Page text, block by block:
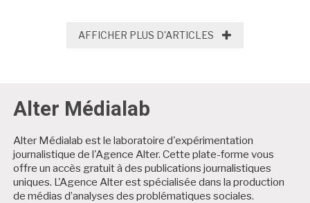
AFFICHER PLUS D'ARTICLES AFFICHER PLUS
Alter Médialab
Alter Médialab est le laboratoire d'expérimentation
journalistique de l'Agence Alter. Cette plate-forme vous
offre un accès gratuit à des publications journalistiques
uniques. L'Agence Alter est spécialisée dans la production
de médias d’analyses des problématiques sociales.